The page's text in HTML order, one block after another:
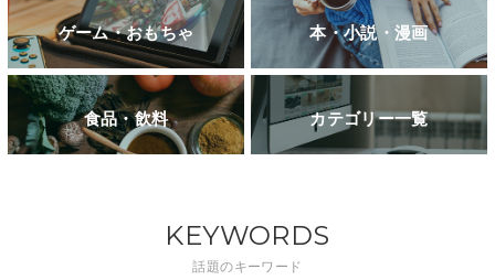
ゲーム・おもちゃ 本・小説・漫画
食品・飲料 カテゴリー一覧
KEYWORDS
話題のキーワード